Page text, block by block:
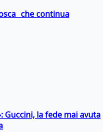
che continua
Guccini, la fede mai avuta